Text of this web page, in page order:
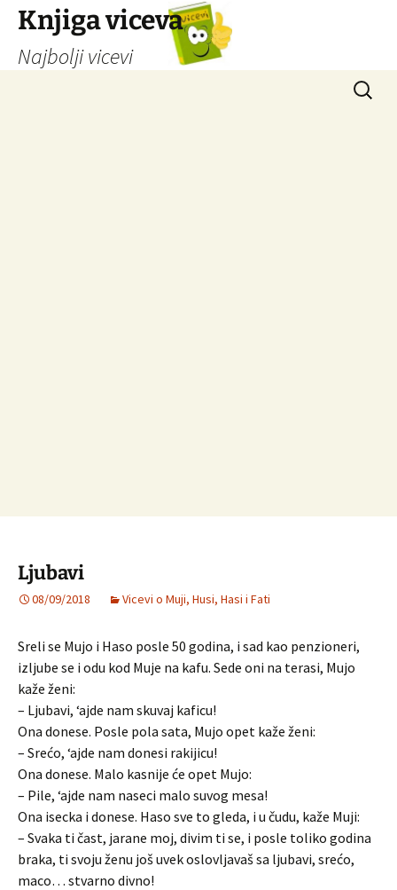
Knjiga viceva
Najbolji vicevi
Ljubavi
08/09/2018 Vicevi o Muji, Husi, Hasi i Fati
Sreli se Mujo i Haso posle 50 godina, i sad kao penzioneri,
izljube se i odu kod Muje na kafu. Sede oni na terasi, Mujo
kaže ženi:
– Ljubavi, ‘ajde nam skuvaj kaficu!
Ona donese. Posle pola sata, Mujo opet kaže ženi:
– Srećo, ‘ajde nam donesi rakijicu!
Ona donese. Malo kasnije će opet Mujo:
– Pile, ‘ajde nam naseci malo suvog mesa!
Ona isecka i donese. Haso sve to gleda, i u čudu, kaže Muji:
– Svaka ti čast, jarane moj, divim ti se, i posle toliko godina
braka, ti svoju ženu još uvek oslovljavaš sa ljubavi, srećo,
maco… stvarno divno!